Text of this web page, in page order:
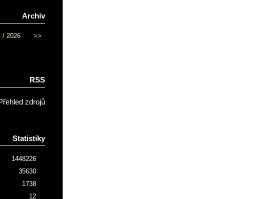
Archiv
/ 2026 >>
RSS
zdrojů
Statistiky
12
1448226
35630
1738